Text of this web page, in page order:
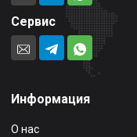
Сервис
Информация
О нас